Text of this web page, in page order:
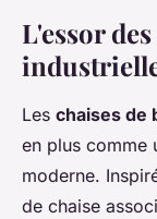
L'essor
Les chaises de
en plus comme
moderne.
de chaise